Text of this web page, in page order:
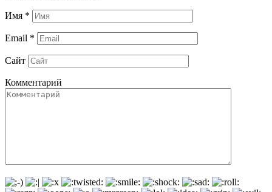
Имя *
Email *
Сайт
Комментарий